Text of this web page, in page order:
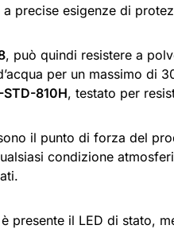
precise esigenze di
, può quindi resistere a
per un massimo di
810H, testato per
il punto di forza del
condizione
è presente il LED di stato,